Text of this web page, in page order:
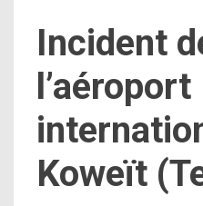
Incident
l’aéroport
Koweït